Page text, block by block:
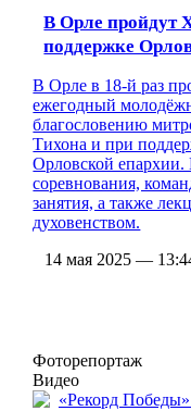
В Орле пройдут
поддержке
В Орле в 18-й раз
ежегодный
благословению
Тихона и при
Орловской
соревнования,
занятия, а также
духовенством.
14 мая 2025 —
Фоторепортаж
Видео